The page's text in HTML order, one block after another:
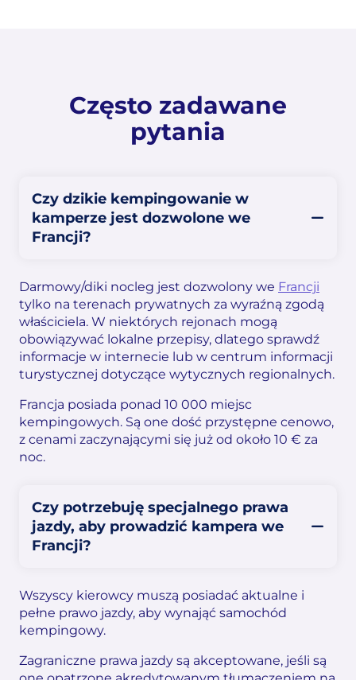
Często zadawane
pytania
Czy dzikie kempingowanie w
kamperze jest dozwolone we
Francji?
Darmowy/diki nocleg jest dozwolony we Francji
tylko na terenach prywatnych za wyraźną zgodą
właściciela. W niektórych rejonach mogą
obowiązywać lokalne przepisy, dlatego sprawdź
informacje w internecie lub w centrum informacji
turystycznej dotyczące wytycznych regionalnych.
Francja posiada ponad 10 000 miejsc
kempingowych. Są one dość przystępne cenowo,
z cenami zaczynającymi się już od około 10 € za
noc.
Czy potrzebuję specjalnego prawa
jazdy, aby prowadzić kampera we
Francji?
Wszyscy kierowcy muszą posiadać aktualne i
pełne prawo jazdy, aby wynająć samochód
kempingowy.
Zagraniczne prawa jazdy są akceptowane, jeśli są